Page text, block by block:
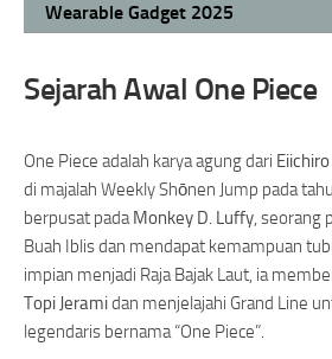
Wearable Gadget 2025
Sejarah Awal One Piece
One Piece adalah karya agung dari
di majalah Weekly Shōnen Jump pada
berpusat padaMonkey D. Luffy, seorang
Buah Iblis dan mendapat kemampuan
impian menjadi Raja Bajak Laut, ia
Topi Jeramidan menjelajahi Grand Line
legendaris bernama “One Piece”.